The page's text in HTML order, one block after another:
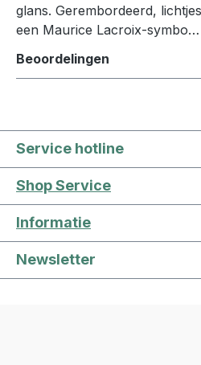
glans. Gerembordeerd,
een Maurice Lacroix-symbo…
Beoordelingen
Service hotline
Shop Service
Informatie
Newsletter